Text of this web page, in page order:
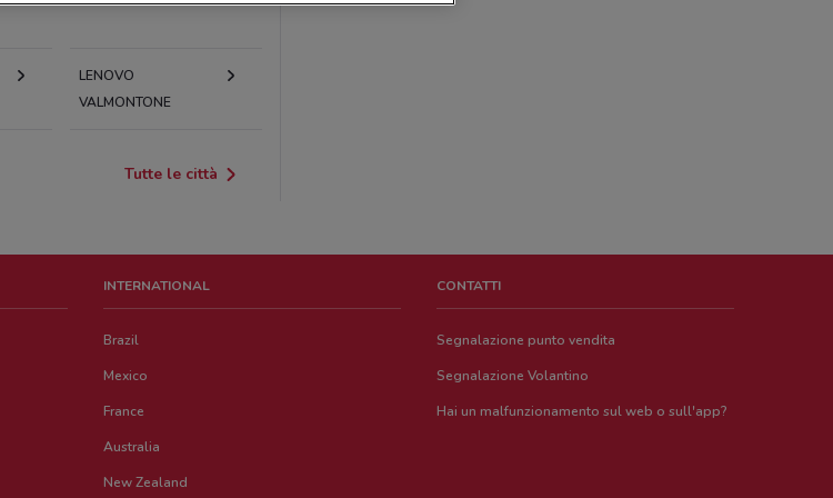
LENOVO
VALMONTONE
Tutte le città
INTERNATIONAL
Brazil
Mexico
France
Australia
New Zealand
CONTATTI
Segnalazione punto vendita
Segnalazione Volantino
Hai un malfunzionamento sul web o sull'app?